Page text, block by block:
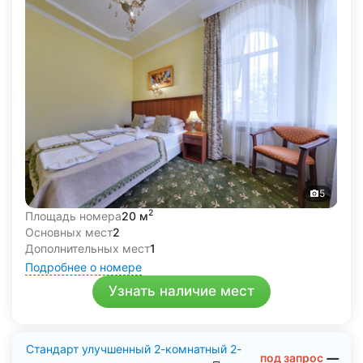
Питание
В здравнице предлагается питание по меню с
элементами шведского стола. Залы питания разные для
постояльцев номеров люкс и стандарт, однако питание
одно для всех. Для детей до 4 лет питание за
5
Площадь номера20 м2
Основных мест2
Дополнительных мест1
Подробнее о номере
Узнать наличие мест
Стандарт улучшенный 2-комнатный 2-
под запрос